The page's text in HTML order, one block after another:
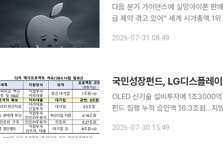
다음 분기 가이던스에 실망아이폰 판
급 제약 겪고 있어” 세계 시가총액 1위 기업인 애플이 회계연도 3분기(4~6월) 시장 예상치를 웃도
하면서 투자심리가 위축됐다. 이에 애
2026-07-31 08:49
국민성장펀드, LG디스플레
OLED 신기술 설비투자에 1조3000
펀드 집행 누적 승인액 16.3조원…지방 비중 42.4% 국민성장펀드가
기술 설비투자와 고대역폭메모리
2026-07-30 15:49